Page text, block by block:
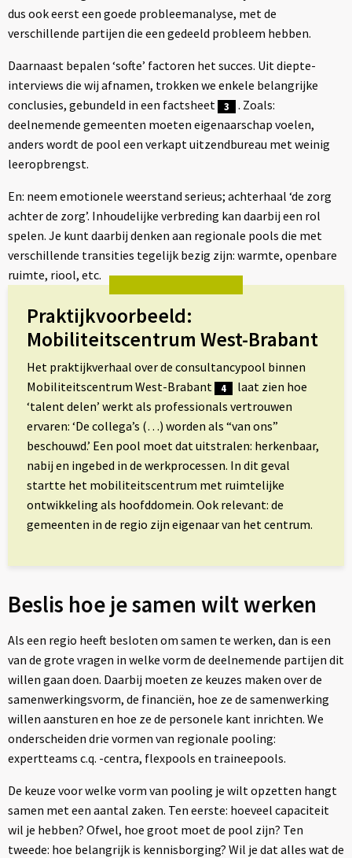
dus ook eerst een goede probleemanalyse, met de
verschillende partijen die een gedeeld probleem hebben.
Daarnaast bepalen ‘softe’ factoren het succes. Uit diepte-
interviews die wij afnamen, trokken we enkele belangrijke
conclusies, gebundeld in een factsheet
3
. Zoals:
deelnemende gemeenten moeten eigenaarschap voelen,
anders wordt de pool een verkapt uitzendbureau met weinig
leeropbrengst.
En: neem emotionele weerstand serieus; achterhaal ‘de zorg
achter de zorg’. Inhoudelijke verbreding kan daarbij een rol
spelen. Je kunt daarbij denken aan regionale pools die met
verschillende transities tegelijk bezig zijn: warmte, openbare
ruimte, riool, etc.
Praktijkvoorbeeld:
Mobiliteitscentrum West-Brabant
Het praktijkverhaal over de consultancypool binnen
Mobiliteitscentrum West-Brabant
4
laat zien hoe
‘talent delen’ werkt als professionals vertrouwen
ervaren: ‘De collega’s (…) worden als “van ons”
beschouwd.’ Een pool moet dat uitstralen: herkenbaar,
nabij en ingebed in de werkprocessen. In dit geval
startte het mobiliteitscentrum met ruimtelijke
ontwikkeling als hoofddomein. Ook relevant: de
gemeenten in de regio zijn eigenaar van het centrum.
Beslis hoe je samen wilt werken
Als een regio heeft besloten om samen te werken, dan is een
van de grote vragen in welke vorm de deelnemende partijen dit
willen gaan doen. Daarbij moeten ze keuzes maken over de
samenwerkingsvorm, de financiën, hoe ze de samenwerking
willen aansturen en hoe ze de personele kant inrichten. We
onderscheiden drie vormen van regionale pooling:
expertteams c.q. -centra, flexpools en traineepools.
De keuze voor welke vorm van pooling je wilt opzetten hangt
samen met een aantal zaken. Ten eerste: hoeveel capaciteit
wil je hebben? Ofwel, hoe groot moet de pool zijn? Ten
tweede: hoe belangrijk is kennisborging? Wil je dat alles wat de